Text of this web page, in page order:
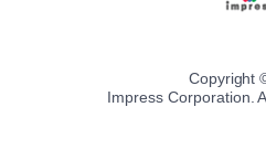
Copyright
Impress Corporation.